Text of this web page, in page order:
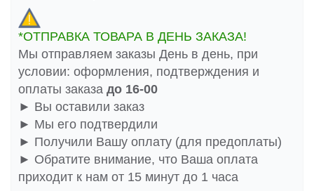
*ОТПРАВКА ТОВАРА В ДЕНЬ ЗАКАЗА!
Мы отправляем заказы День в день, при
условии: оформления, подтверждения и
оплаты заказа до 16-00
► Вы оставили заказ
► Мы его подтвердили
► Получили Вашу оплату (для предоплаты)
► Обратите внимание, что Ваша оплата
приходит к нам от 15 минут до 1 часа